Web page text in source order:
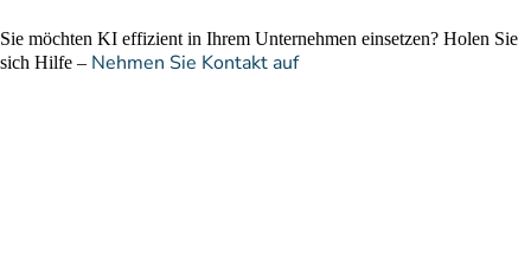
Sie möchten KI effizient in Ihrem Unternehmen einsetzen? Holen Sie
sich Hilfe – Nehmen Sie Kontakt auf